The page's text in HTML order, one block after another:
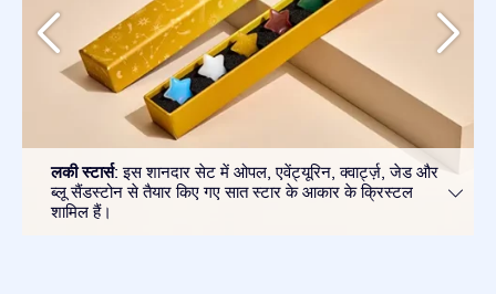
लकी स्टार्स: इस शानदार सेट में ओपल, एवेंट्यूरिन, क्वार्ट्ज़, जेड और
ब्लू सैंडस्टोन से तैयार किए गए सात स्टार के आकार के क्रिस्टल
शामिल हैं।